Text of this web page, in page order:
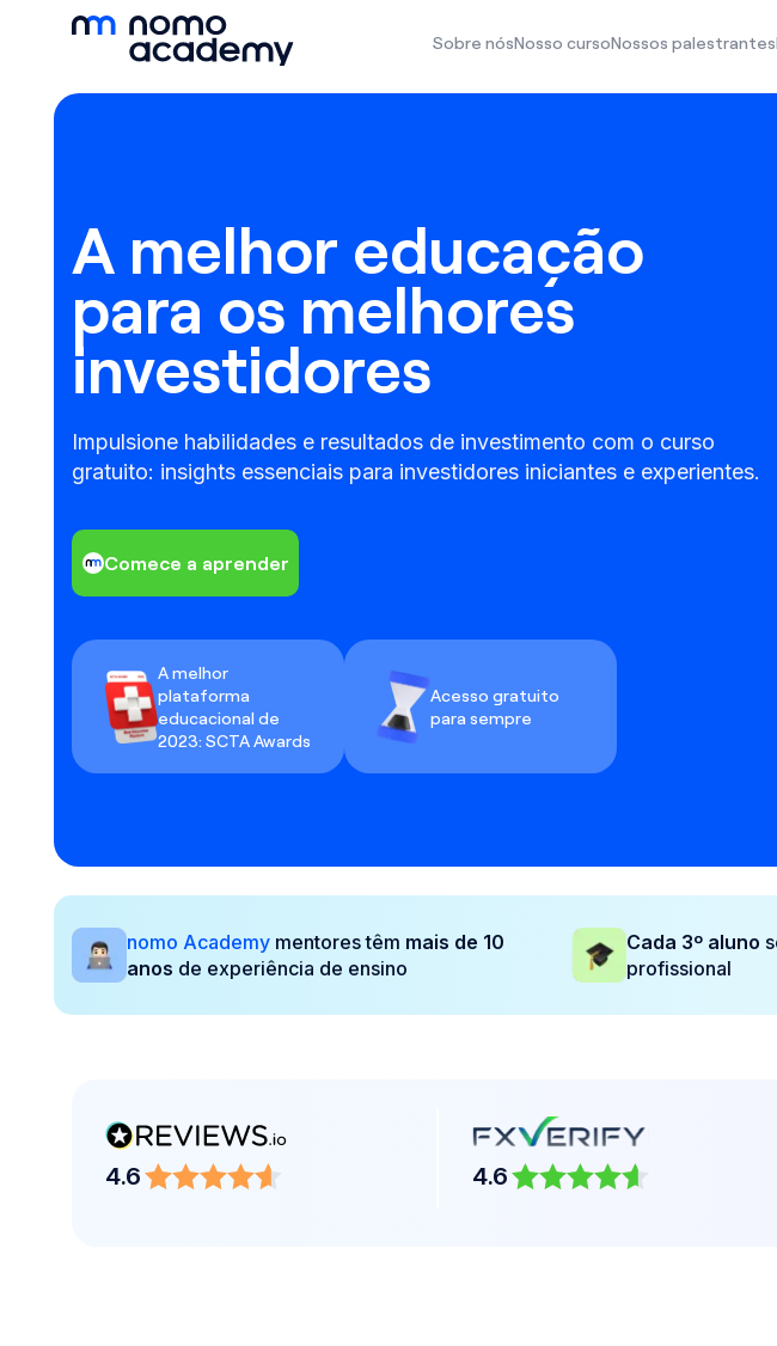
Sobre nósNosso cursoNossos palestrantes
A melhor educação
para os melhores
investidores
Impulsione habilidades e resultados de investimento com o curso
gratuito: insights essenciais para investidores iniciantes e experientes.
Comece a aprender
A melhor
plataforma
educacional de
2023: SCTA Awards
Acesso gratuito
para sempre
nomo Academy mentores têm mais de 10
anos de experiência de ensino
Cada 3º aluno
profissional
4.6 4.6